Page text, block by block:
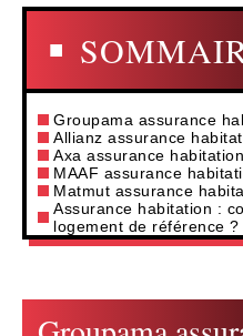
Groupama assurance
Allianz assurance
Axa assurance habitation
MAAF assurance
Matmut assurance
Assurance habitation :
logement de référence ?